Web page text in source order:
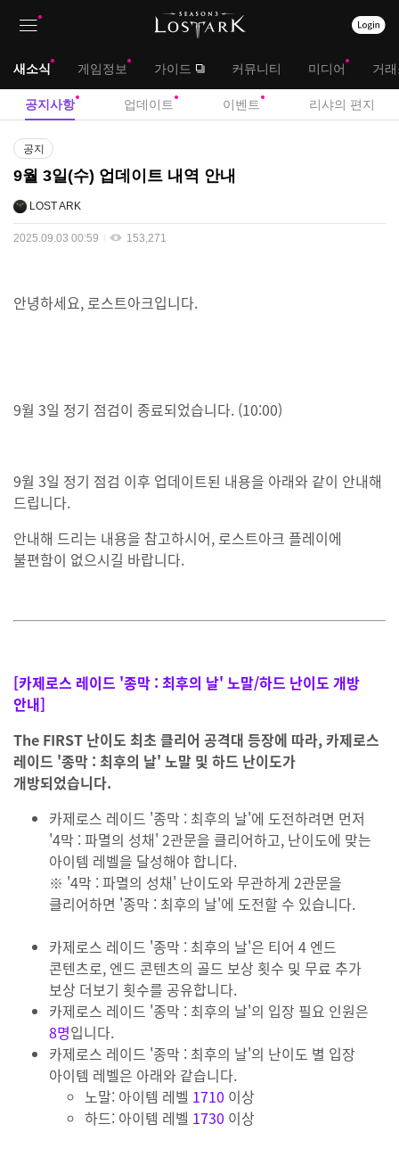
대
새소식 게임정보 가이드 커뮤니티 미디어 거
메
공지사항 업데이트 이벤트 리샤의 편지
공
지
사
항
공지
9월 3일(수) 업데이트 내역 안내
LOST ARK
2025.09.03 00:59 153,271
안녕하세요, 로스트아크입니다.
9월 3일 정기 점검이 종료되었습니다. (10:00)
9월 3일 정기 점검 이후 업데이트된 내용을 아래와 같이 안내해
드립니다.
안내해 드리는 내용을 참고하시어, 로스트아크 플레이에
불편함이 없으시길 바랍니다.
[카제로스 레이드 '종막 : 최후의 날' 노말/하드 난이도 개방
안내]
The FIRST 난이도 최초 클리어 공격대 등장에 따라, 카제로스
레이드 '종막 : 최후의 날' 노말 및 하드 난이도가
개방되었습니다.
카제로스 레이드 '종막 : 최후의 날'에 도전하려면 먼저
'4막 : 파멸의 성채' 2관문을 클리어하고, 난이도에 맞는
아이템 레벨을 달성해야 합니다.
※ '4막 : 파멸의 성채' 난이도와 무관하게 2관문을
클리어하면 '종막 : 최후의 날'에 도전할 수 있습니다.
카제로스 레이드 '종막 : 최후의 날'은 티어 4 엔드
콘텐츠로, 엔드 콘텐츠의 골드 보상 횟수 및 무료 추가
보상 더보기 횟수를 공유합니다.
카제로스 레이드 '종막 : 최후의 날'의 입장 필요 인원은
8명입니다.
카제로스 레이드 '종막 : 최후의 날'의 난이도 별 입장
아이템 레벨은 아래와 같습니다.
노말: 아이템 레벨 1710 이상
하드: 아이템 레벨 1730 이상